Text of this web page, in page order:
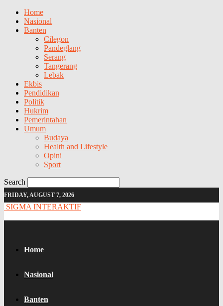
Home
Nasional
Banten
Cilegon
Pandeglang
Serang
Tangerang
Lebak
Ekbis
Pendidikan
Politik
Hukrim
Pemerintahan
Umum
Budaya
Health and Lifestyle
Opini
Sport
Search
FRIDAY, AUGUST 7, 2026
SIGMA INTERAKTIF
Home
Nasional
Banten